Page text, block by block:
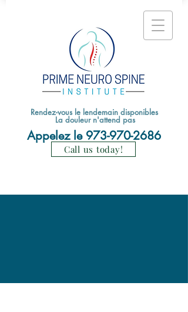
Rendez-vous le lendemain disponibles
La douleur n'attend pas
Appelez le 973-970-2686
Call us today!